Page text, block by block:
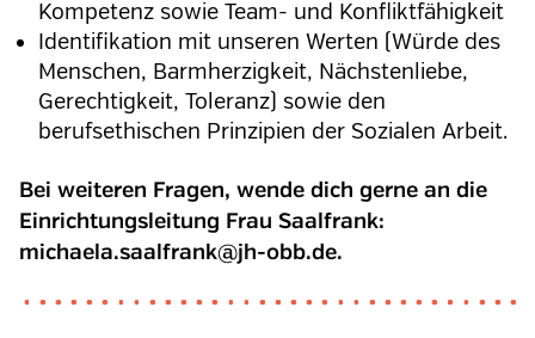
Kompetenz sowie Team- und Konfliktfähigkeit
Identifikation mit unseren Werten (Würde des
Menschen, Barmherzigkeit, Nächstenliebe,
Gerechtigkeit, Toleranz) sowie den
berufsethischen Prinzipien der Sozialen Arbeit.
Bei weiteren Fragen, wende dich gerne an die
Einrichtungsleitung Frau Saalfrank:
michaela.saalfrank@jh-obb.de.